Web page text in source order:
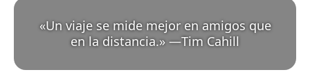
«Un viaje se mide mejor en amigos que
en la distancia.» —Tim Cahill